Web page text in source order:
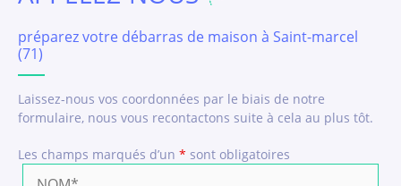
préparez votre débarras de maison à Saint-marcel
(71)
Laissez-nous vos coordonnées par le biais de notre
formulaire, nous vous recontactons suite à cela au plus tôt.
Les champs marqués d’un * sont obligatoires